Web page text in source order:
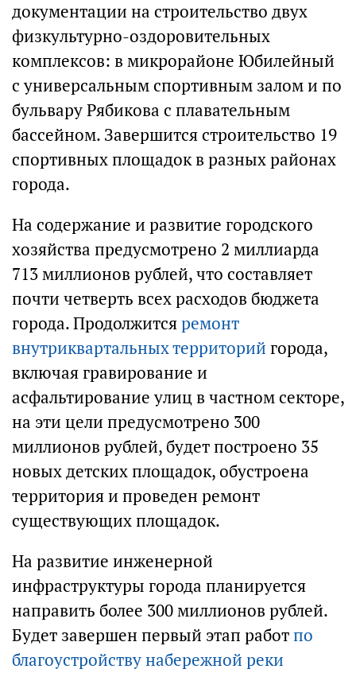
документации на строительство двух
физкультурно-оздоровительных
комплексов: в микрорайоне Юбилейный
с универсальным спортивным залом и по
бульвару Рябикова с плавательным
бассейном. Завершится строительство 19
спортивных площадок в разных районах
города.
На содержание и развитие городского
хозяйства предусмотрено 2 миллиарда
713 миллионов рублей, что составляет
почти четверть всех расходов бюджета
города. Продолжитсяремонт
внутриквартальных территорий города,
включая гравирование и
асфальтирование улиц в частном секторе,
на эти цели предусмотрено 300
миллионов рублей, будет построено 35
новых детских площадок, обустроена
территория и проведен ремонт
существующих площадок.
На развитие инженерной
инфраструктуры города планируется
направить более 300 миллионов рублей.
Будет завершен первый этап работпо
благоустройству набережной реки